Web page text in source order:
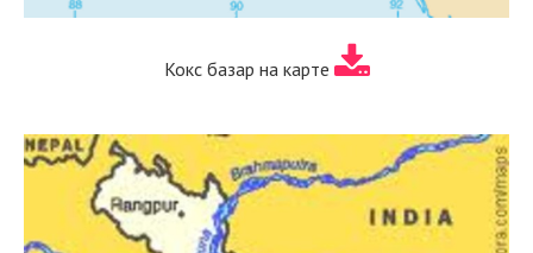
Кокс базар на карте